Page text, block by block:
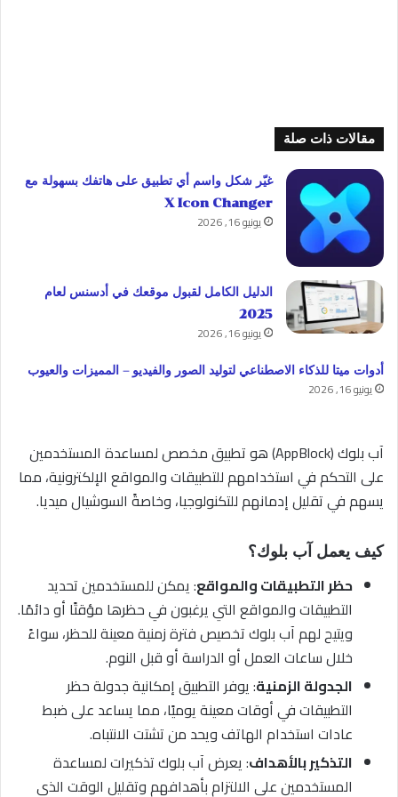
مقالات ذات صلة
غيّر شكل واسم أي تطبيق على هاتفك بسهولة مع
X Icon Changer
يونيو 16, 2026
الدليل الكامل لقبول موقعك في أدسنس لعام
2025
يونيو 16, 2026
أدوات ميتا للذكاء الاصطناعي لتوليد الصور والفيديو – المميزات والعيوب
يونيو 16, 2026
آب بلوك (AppBlock) هو تطبيق مخصص لمساعدة المستخدمين
على التحكم في استخدامهم للتطبيقات والمواقع الإلكترونية، مما
يسهم في تقليل إدمانهم للتكنولوجيا، وخاصةً السوشيال ميديا.
كيف يعمل آب بلوك؟
حظر التطبيقات والمواقع: يمكن للمستخدمين تحديد
التطبيقات والمواقع التي يرغبون في حظرها مؤقتًا أو دائمًا.
ويتيح لهم آب بلوك تخصيص فترة زمنية معينة للحظر، سواءً
خلال ساعات العمل أو الدراسة أو قبل النوم.
الجدولة الزمنية: يوفر التطبيق إمكانية جدولة حظر
التطبيقات في أوقات معينة يوميًا، مما يساعد على ضبط
عادات استخدام الهاتف ويحد من تشتت الانتباه.
التذكير بالأهداف: يعرض آب بلوك تذكيرات لمساعدة
المستخدمين على الالتزام بأهدافهم وتقليل الوقت الذي